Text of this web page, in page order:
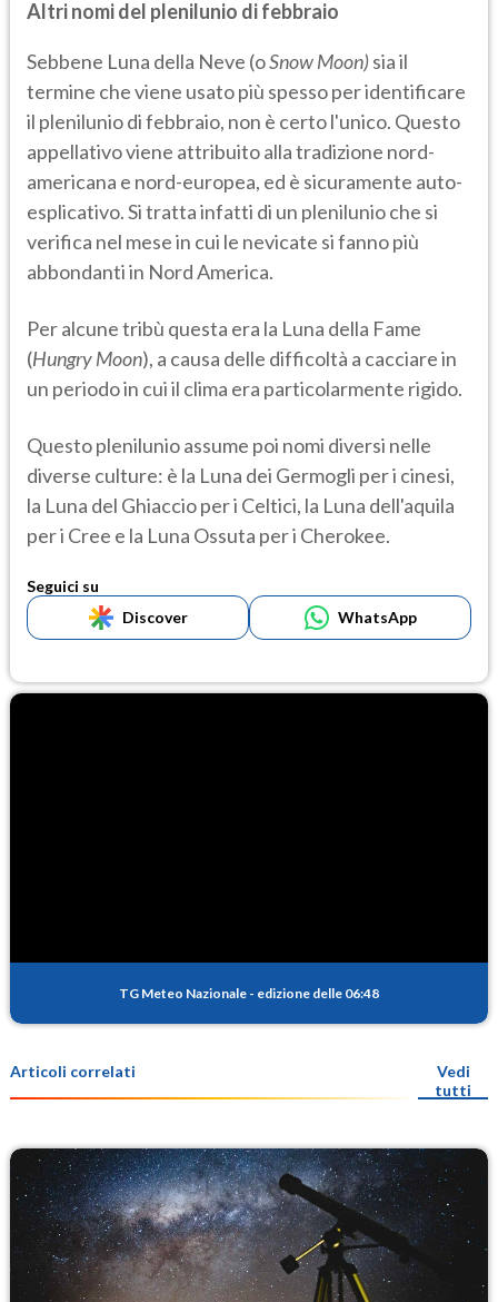
Altri nomi del plenilunio di febbraio
Sebbene Luna della Neve (oSnow Moon)sia il
termine che viene usato più spesso per identificare
il plenilunio di febbraio, non è certo l'unico. Questo
appellativo viene attribuito alla tradizione nord-
americana e nord-europea, ed è sicuramente auto-
esplicativo. Si tratta infatti di un plenilunio che si
verifica nel mese in cui le nevicate si fanno più
abbondanti in Nord America.
Per alcune tribù questa era la Luna della Fame
(Hungry Moon), a causa delle difficoltà a cacciare in
un periodo in cui il clima era particolarmente rigido.
Questo plenilunio assume poi nomi diversi nelle
diverse culture: è la Luna dei Germogli per i cinesi,
la Luna del Ghiaccio per i Celtici, la Luna dell'aquila
per i Cree e la Luna Ossuta per i Cherokee.
Seguici su
Discover
WhatsApp
TG Meteo Nazionale - edizione delle 06:48
Articoli correlati
Vedi
tutti